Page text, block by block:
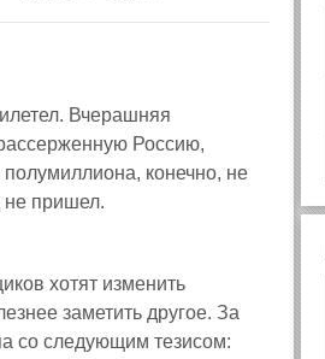
Вчерашняя
Россию,
полумиллиона, конечно, не
не пришел.
хотят изменить
заметить другое. За
со следующим тезисом: